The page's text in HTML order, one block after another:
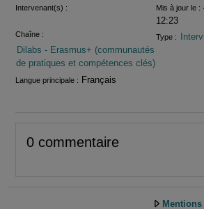
Intervenant(s) : Mis à jour le :
12:23
Chaîne :
Dilabs - Erasmus+ (communautés
de pratiques et compétences clés)
Type :
Langue principale : Français
0 commentaire